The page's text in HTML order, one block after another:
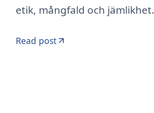
etik, mångfald och jämlikhet.
Read post